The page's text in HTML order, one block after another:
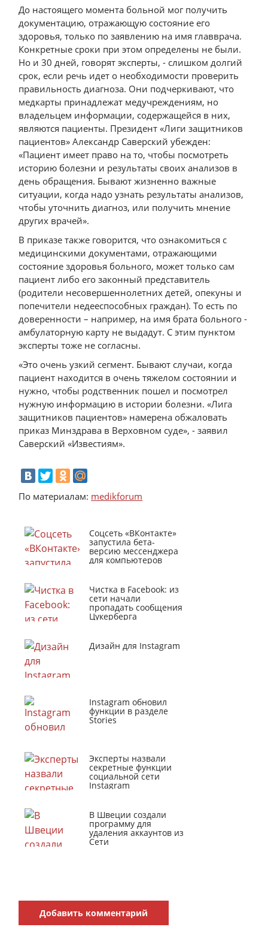
До настоящего момента больной мог получить
документацию, отражающую состояние его
здоровья, только по заявлению на имя главврача.
Конкретные сроки при этом определены не были.
Но и 30 дней, говорят эксперты, - слишком долгий
срок, если речь идет о необходимости проверить
правильность диагноза. Они подчеркивают, что
медкарты принадлежат медучреждениям, но
владельцем информации, содержащейся в них,
являются пациенты. Президент «Лиги защитников
пациентов» Александр Саверский убежден:
«Пациент имеет право на то, чтобы посмотреть
историю болезни и результаты своих анализов в
день обращения. Бывают жизненно важные
ситуации, когда надо узнать результаты анализов,
чтобы уточнить диагноз, или получить мнение
других врачей».
В приказе также говорится, что ознакомиться с
медицинскими документами, отражающими
состояние здоровья больного, может только сам
пациент либо его законный представитель
(родители несовершеннолетних детей, опекуны и
попечители недееспособных граждан). То есть по
доверенности – например, на имя брата больного -
амбулаторную карту не выдадут. С этим пунктом
эксперты тоже не согласны.
«Это очень узкий сегмент. Бывают случаи, когда
пациент находится в очень тяжелом состоянии и
нужно, чтобы родственник пошел и посмотрел
нужную информацию в истории болезни. «Лига
защитников пациентов» намерена обжаловать
приказ Минздрава в Верховном суде», - заявил
Саверский «Известиям».
По материалам: medikforum
Соцсеть «ВКонтакте»
запустила бета-
версию мессенджера
для компьютеров
Чистка в Facebook: из
сети начали
пропадать сообщения
Цукерберга
Дизайн для Instagram
Instagram обновил
функции в разделе
Stories
Эксперты назвали
секретные функции
социальной сети
Instagram
В Швеции создали
программу для
удаления аккаунтов из
Сети
Добавить комментарий